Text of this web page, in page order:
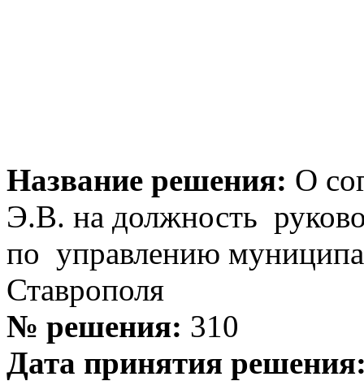
Название решения: О
Э.В. на должность
по управлению
Ставрополя
№ решения: 310
Дата принятия